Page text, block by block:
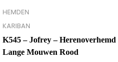
HEMDEN
KARIBAN
K545 – Jofrey – Herenoverhemd
Lange Mouwen Rood